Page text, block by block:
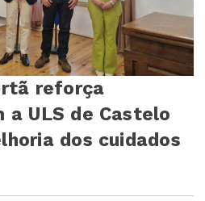
reforça
ULS de Castelo
dos cuidados